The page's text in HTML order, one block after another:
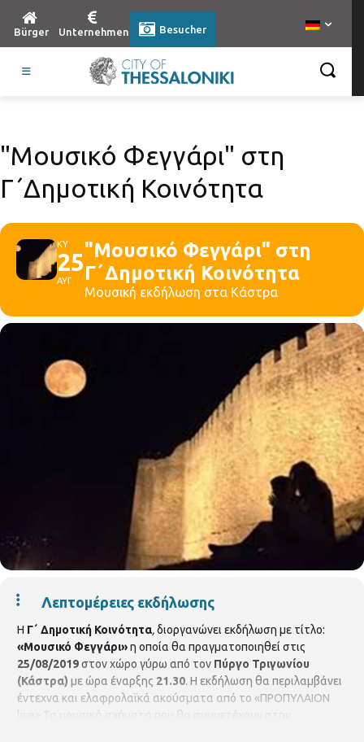
Bürger Unternehmen Besucher
"Μουσικό Φεγγάρι" στη
Γ΄Δημοτική Κοινότητα
ΚΥ
25
ΑΥΓ
"Μουσικό Φεγγάρι" στη
Γ΄Δημοτική Κοινότητα
Μουσική εκδήλωση στα Κάστρα
Λεπτομέρειες εκδήλωσης
Η Γ΄ Δημοτική Κοινότητα,διοργανώνει εκδήλωση με τίτλο:
«Μουσικό Φεγγάρι»η οποία θα πραγματοποιηθεί στις
25/08/2019στον χώρο γύρω από τον Πύργο Τριγωνίου
(Κάστρα) με ώρα έναρξης 21.30. Η εκδήλωση θα περιλαμβάνει
έντεχνα και ελαφρολαϊκά ακούσματα από το «ΠΡΟΠΥΛΑΙΟΝ
live» Τα μουσικά σχήματα που θα συμμετέχουν στην